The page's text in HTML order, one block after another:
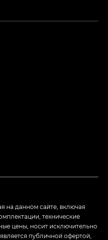
на данном сайте, включая
технические
цены, носит исключительно
публичной офертой,